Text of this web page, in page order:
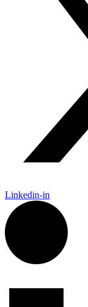
Linkedin-in